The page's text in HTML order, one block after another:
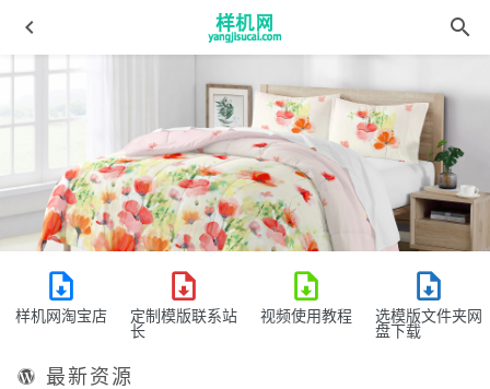
样机网淘宝店
定制模版联系站
长
视频使用教程
选模版文件夹网
盘下载
最新资源
绗缝被aijiads.taobao (1366)_tn
2022-03-19
四件套花色宝(2307)智能xg
儿童模板aijiads.taobao (1420)-3